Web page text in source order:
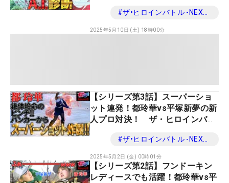
#ザ•ヒロインバトル -NEXT BACK 9-
2025年5月10日 (土) 18時00分
【シリーズ第3話】スーパーショ
ット連発！都玲華vs平塚新夢の新
人プロ対決！ ザ・ヒロインバト
#ザ•ヒロインバトル -NEXT BACK 9-
2025年5月2日 (金) 00時01分
【シリーズ第2話】フンドーキン
レディースでも活躍！都玲華vs平